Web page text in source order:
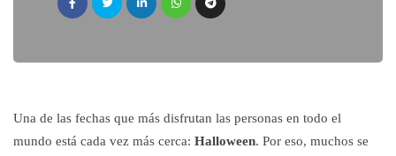
Una de las fechas que más disfrutan las personas en todo el
mundo está cada vez más cerca: Halloween. Por eso, muchos se